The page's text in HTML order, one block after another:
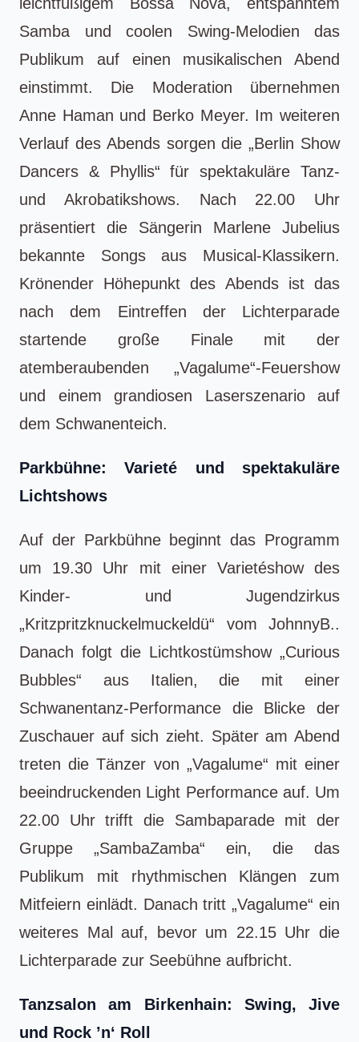
Samba und coolen Swing-Melodien das
Publikum auf einen musikalischen Abend
einstimmt. Die Moderation übernehmen
Anne Haman und Berko Meyer. Im weiteren
Verlauf des Abends sorgen die „Berlin Show
Dancers & Phyllis“ für spektakuläre Tanz-
und Akrobatikshows. Nach 22.00 Uhr
präsentiert die Sängerin Marlene Jubelius
bekannte Songs aus Musical-Klassikern.
Krönender Höhepunkt des Abends ist das
nach dem Eintreffen der Lichterparade
startende große Finale mit der
atemberaubenden „Vagalume“-Feuershow
und einem grandiosen Laserszenario auf
dem Schwanenteich.
Parkbühne: Varieté und spektakuläre
Lichtshows
Auf der Parkbühne beginnt das Programm
um 19.30 Uhr mit einer Varietéshow des
Kinder- und Jugendzirkus
„Kritzpritzknuckelmuckeldü“ vom JohnnyB..
Danach folgt die Lichtkostümshow „Curious
Bubbles“ aus Italien, die mit einer
Schwanentanz-Performance die Blicke der
Zuschauer auf sich zieht. Später am Abend
treten die Tänzer von „Vagalume“ mit einer
beeindruckenden Light Performance auf. Um
22.00 Uhr trifft die Sambaparade mit der
Gruppe „SambaZamba“ ein, die das
Publikum mit rhythmischen Klängen zum
Mitfeiern einlädt. Danach tritt „Vagalume“ ein
weiteres Mal auf, bevor um 22.15 Uhr die
Lichterparade zur Seebühne aufbricht.
Tanzsalon am Birkenhain: Swing, Jive
und Rock ’n‘ Roll